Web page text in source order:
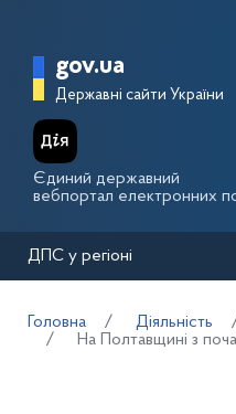
Головна
gov.ua
Державні сайти України
Єдиний державний
вебпортал електронних
ДПС у регіоні
Головна Діяльність
На Полтавщині з